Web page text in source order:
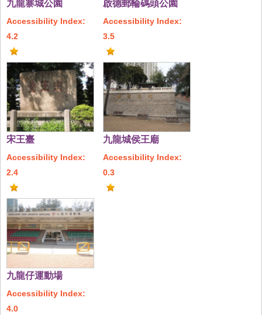
九龍寨城公園
Accessibility Index:
4.2
啟德郵輪碼頭公園
Accessibility Index:
3.5
宋王臺
Accessibility Index:
2.4
九龍城侯王廟
Accessibility Index:
0.3
九龍仔運動場
Accessibility Index:
4.0